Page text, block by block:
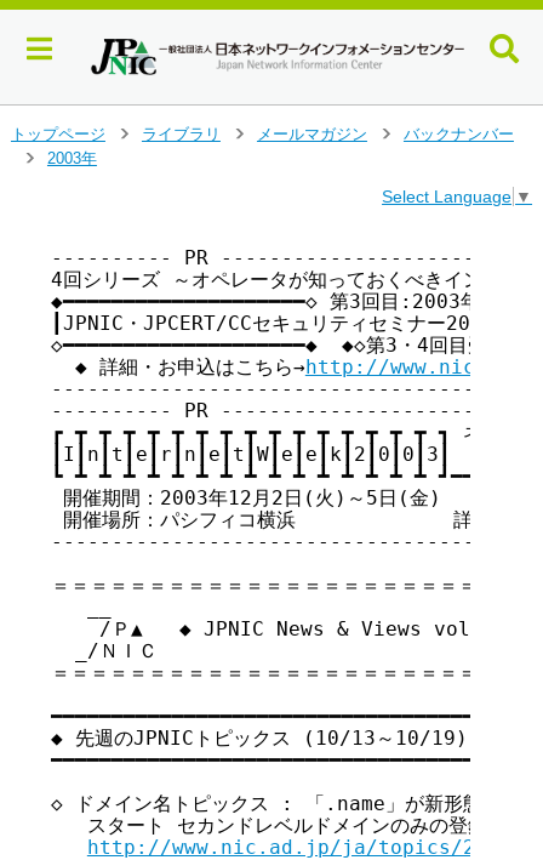
トップページ
ライブラリ
メールマガジン
バックナンバー
2003年
Select Language ▼
---------- PR
4回シリーズ ～オペレータが知っておくべきインシデ
◆━━━━━━━━━━━━━━━━━━━━◇ 第3回目:2003年11月5
┃JPNIC・JPCERT/CCセキュリティセミナー2003┃
◇━━━━━━━━━━━━━━━━━━━━◆  ◆◇第3・4回目受付中
  ◆ 詳細・お申込はこちら→
http://
---------- PR
┏ ┳ ┳ ┳ ┳ ┳ ┳ ┳ ┳ ┳ ┳ ┳ ┳ ┳ ┳ ┳ ┓ ネットワ
┃I┃n┃t┃e┃r┃n┃e┃t┃W┃e┃e┃k┃2┃0┃0┃3┃
┗ ┻ ┻ ┻ ┻ ┻ ┻ ┻ ┻ ┻ ┻ ┻ ┻ ┻ ┻ ┻
開催期間：2003年12月2日(火)～5日(金)
開催場所：パシフィコ横浜             詳細 --
＝＝＝＝＝＝＝＝＝＝＝＝＝＝＝＝＝＝＝＝＝＝＝＝
/Ｐ▲   ◆ JPNIC News & Views vol.118【
  _/ＮＩＣ
＝＝＝＝＝＝＝＝＝＝＝＝＝＝＝＝＝＝＝＝＝＝＝＝
━━━━━━━━━━━━━━━━━━━━━━━━━━━━━━━━━━━
◆ 先週のJPNICトピックス (10/13～10/19)
━━━━━━━━━━━━━━━━━━━━━━━━━━━━━━━━━━━
◇ ドメイン名トピックス : 「.name」が新形態での
スタート セカンドレベルドメインのみの登録も
http://www.nic.ad.jp/ja/topics/2003/